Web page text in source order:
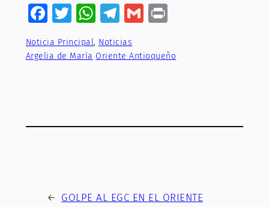
Facebook
Twitter
WhatsApp
Telegram
Gmail
Noticia Principal, Noticias
Argelia de María Oriente Antioqueño
← GOLPE AL EGC EN EL ORIENTE